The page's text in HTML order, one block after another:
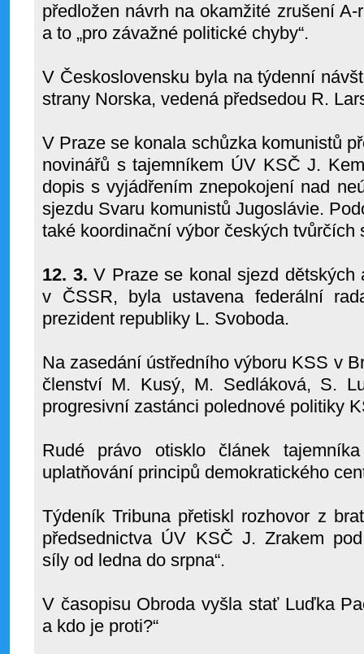
předložen návrh na okamžité zrušení
a to „pro závažné politické chyby“.
V Československu byla na týdenní
strany Norska, vedená předsedou R.
V Praze se konala schůzka komunistů
novinářů s tajemníkem ÚV KSČ J.
dopis s vyjádřením znepokojení nad
sjezdu Svaru komunistů Jugoslávie.
také koordinační výbor českých tvůrčích
12. 3. V Praze se konal sjezd dětských
v ČSSR, byla ustavena federální
prezident republiky L. Svoboda.
Na zasedání ústředního výboru KSS v
členství M. Kusý, M. Sedláková, S.
progresivní zastánci polednové politiky
Rudé právo otisklo článek
uplatňování principů demokratického
Týdeník Tribuna přetiskl rozhovor z
předsednictva ÚV KSČ J. Zrakem
síly od ledna do srpna“.
V časopisu Obroda vyšla stať Luďka
a kdo je proti?“